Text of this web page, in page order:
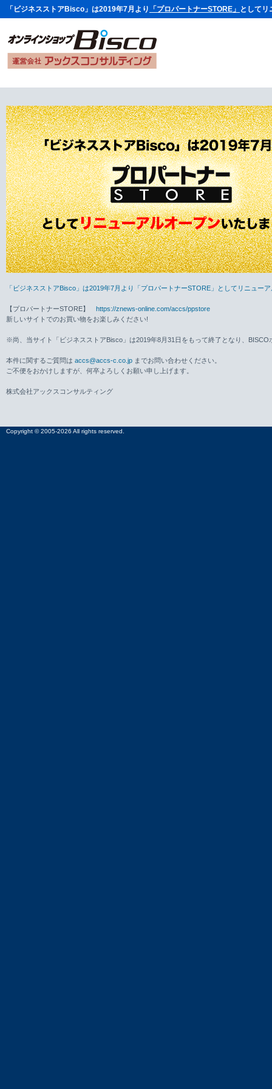
「ビジネスストアBisco」は2019年7月より 「プロパートナーSTORE」 としてリ
「ビジネスストアBisco」は2019年7月より「プロパートナーSTORE」としてリニュー
【プロパートナーSTORE】 https://znews-online.com/accs/ppstore
新しいサイトでのお買い物をお楽しみください!
※尚、当サイト「ビジネスストアBisco」は2019年8月31日をもって終了となり、
本件に関するご質問は accs@accs-c.co.jp までお問い合わせください。
ご不便をおかけしますが、何卒よろしくお願い申し上げます。
株式会社アックスコンサルティング
Copyright © 2005-2026 All rights reserved.